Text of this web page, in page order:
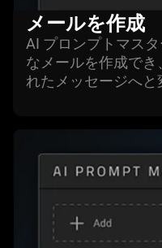
メールを作成
AI プロンプトマス
なメールを作成で
れたメッセージへと